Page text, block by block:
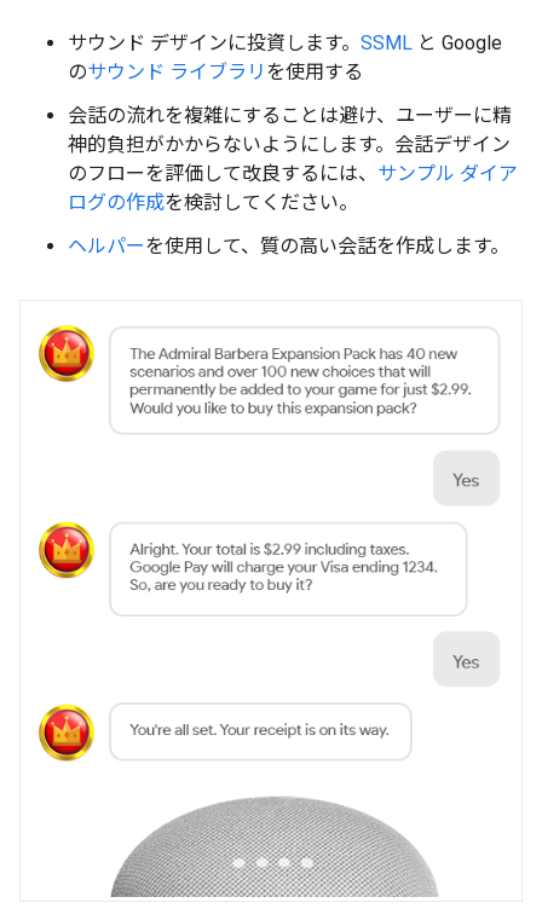
サウンド デザインに投資します。 SSML と Google
のサウンド ライブラリ を使用する
会話の流れを複雑にすることは避け、ユーザーに精
神的負担がかからないようにします。会話デザイン
のフローを評価して改良するには、 サンプル ダイア
ログの作成を検討してください。
ヘルパーを使用して、質の高い会話を作成します。